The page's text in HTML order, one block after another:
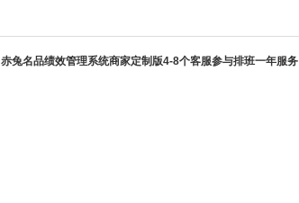
赤兔名品绩效管理系统商家定制版4-8个客服参与排班一年服务